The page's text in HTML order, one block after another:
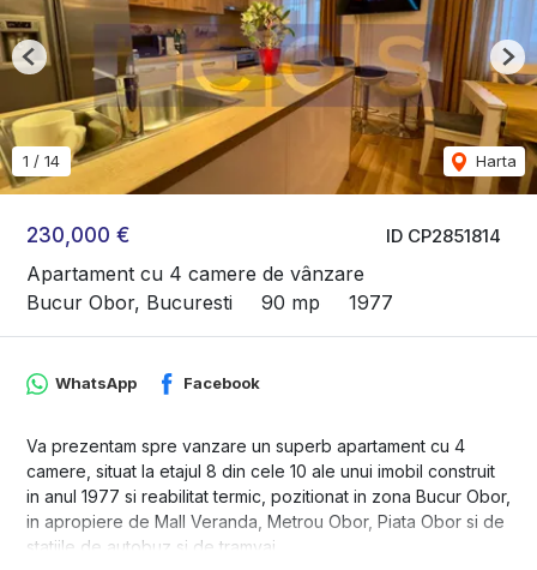
ID CP2851814
230,000 €
Apartament cu 4 camere de vânzare
Bucur Obor, Bucuresti
90 mp 1977
1 / 14 Harta
Previous
WhatsApp Facebook
Va prezentam spre vanzare un superb apartament cu 4
camere, situat la etajul 8 din cele 10 ale unui imobil construit
in anul 1977 si reabilitat termic, pozitionat in zona Bucur Obor,
in apropiere de Mall Veranda, Metrou Obor, Piata Obor si de
statiile de autobuz si de tramvai.